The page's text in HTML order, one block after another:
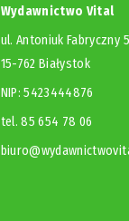
Wydawnictwo Vital
ul. Antoniuk Fabryczny
15-762 Białystok
NIP: 5423444876
tel. 85 654 78 06